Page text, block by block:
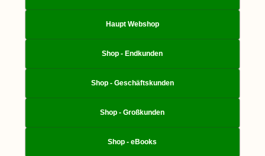
Haupt Webshop
Shop - Endkunden
Shop - Geschäftskunden
Shop - Großkunden
Shop - eBooks